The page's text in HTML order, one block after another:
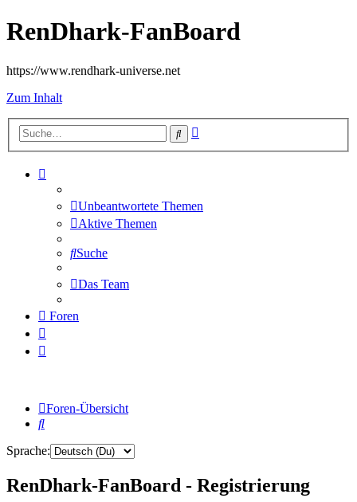
RenDhark-FanBoard
https://www.rendhark-universe.net
Zum Inhalt
Suche
Unbeantwortete Themen
Aktive Themen
Suche
Das Team
Foren
Foren-Übersicht
Suche
Sprache:
RenDhark-FanBoard - Registrierung